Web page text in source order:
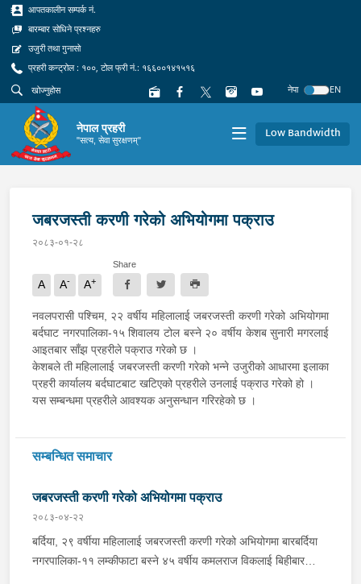
आपतकालीन सम्पर्क नं.
बारम्बार सोधिने प्रश्नहरु
उजुरी तथा गुनासो
प्रहरी कन्ट्रोल : १००, टोल फ्री नं.: १६६००१४१५१६
नेपा
EN
नेपाल प्रहरी
"सत्य, सेवा सुरक्षणम्" Low Bandwidth
जबरजस्ती करणी गरेको अभियोगमा पक्राउ
२०८३-०१-२८
A A- A+
Share
नवलपरासी पश्चिम, २२ वर्षीय महिलालाई जबरजस्ती करणी गरेको अभियोगमा
बर्दघाट नगरपालिका-१५ शिवालय टोल बस्ने २० वर्षीय केशब सुनारी मगरलाई
आइतबार साँझ प्रहरीले पक्राउ गरेको छ ।
केशबले ती महिलालाई जबरजस्ती करणी गरेको भन्ने उजुरीको आधारमा इलाका
प्रहरी कार्यालय बर्दघाटबाट खटिएको प्रहरीले उनलाई पक्राउ गरेको हो ।
यस सम्बन्धमा प्रहरीले आवश्यक अनुसन्धान गरिरहेको छ ।
सम्बन्धित समाचार
जबरजस्ती करणी गरेको अभियोगमा पक्राउ
२०८३-०४-२२
बर्दिया, २९ वर्षीया महिलालाई जबरजस्ती करणी गरेको अभियोगमा बारबर्दिया
नगरपालिका-११ लम्कीफाटा बस्ने ४५ वर्षीय कमलराज विकलाई बिहीबार